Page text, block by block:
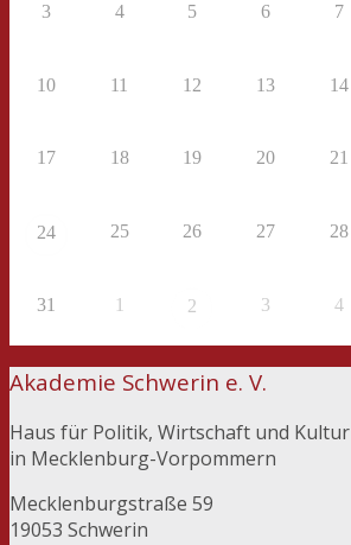
3 4 5 6 7
10 11 12 13 14
17 18 19 20 21
24 25 26 27 28
31 1 2 3 4
Akademie Schwerin e. V.
Haus für Politik, Wirtschaft und Kultur
in Mecklenburg-Vorpommern
Mecklenburgstraße 59
19053 Schwerin